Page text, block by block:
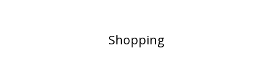
Shopping